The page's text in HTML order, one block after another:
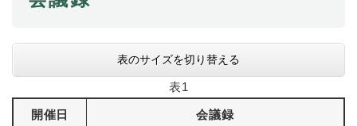
表のサイズを切り替える
表1
開催日 会議録